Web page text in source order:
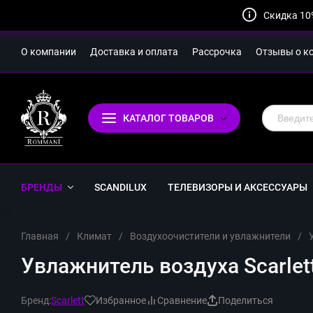
Скидка
О компании Доставка и оплата Рассрочка Отзывы о
КАТАЛОГ ТОВАРОВ
БРЕНДЫ SCANDILUX ТЕЛЕВИЗОРЫ И АКСЕССУАРЫ
Главная / Климат / Воздухоочистители и увлажнители /
Увлажнитель воздуха
Бренд:Scarlett Избранное Сравнение Поделиться